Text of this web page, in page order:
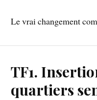
Le vrai changement
TF1.
quartiers